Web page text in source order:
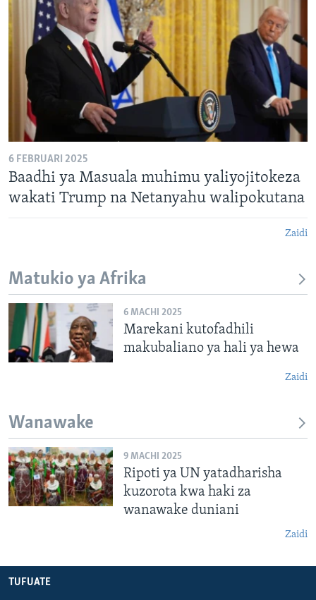
6 FEBRUARI 2025
Baadhi ya Masuala muhimu yaliyojitokeza
wakati Trump na Netanyahu walipokutana
Zaidi
Matukio ya Afrika
6 MACHI 2025
Marekani kutofadhili
makubaliano ya hali ya hewa
Zaidi
Wanawake
9 MACHI 2025
Ripoti ya UN yatadharisha
kuzorota kwa haki za
wanawake duniani
Zaidi
TUFUATE